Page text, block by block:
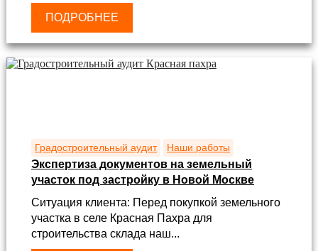
ПОДРОБНЕЕ
Градостроительный аудит Наши работы
Экспертиза документов на земельный
участок под застройку в Новой Москве
Ситуация клиента: Перед покупкой земельного
участка в селе Красная Пахра для
строительства склада наш...